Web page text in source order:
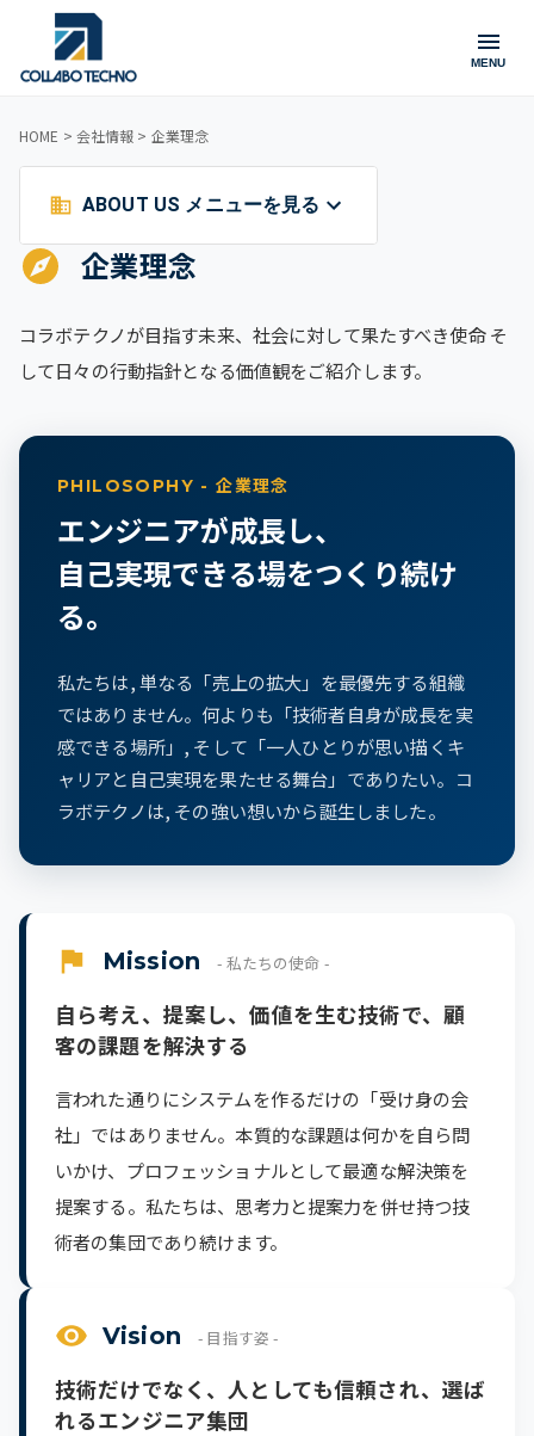
MENU
HOME > 会社情報 > 企業理念
ABOUT US メニューを見る
企業理念
コラボテクノが目指す未来、社会に対して果たすべき使命 そ
して日々の行動指針となる価値観をご紹介します。
PHILOSOPHY - 企業理念
エンジニアが成長し、
自己実現できる場をつくり続け
る。
私たちは, 単なる「売上の拡大」を最優先する組織
ではありません。何よりも「技術者自身が成長を実
感できる場所」, そして「一人ひとりが思い描くキ
ャリアと自己実現を果たせる舞台」でありたい。コ
ラボテクノは, その強い想いから誕生しました。
Mission - 私たちの使命 -
自ら考え、提案し、価値を生む技術で、顧
客の課題を解決する
言われた通りにシステムを作るだけの「受け身の会
社」ではありません。本質的な課題は何かを自ら問
いかけ、プロフェッショナルとして最適な解決策を
提案する。私たちは、思考力と提案力を併せ持つ技
術者の集団であり続けます。
Vision - 目指す姿 -
技術だけでなく、人としても信頼され、選ば
れるエンジニア集団